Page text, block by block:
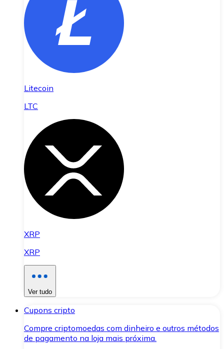
Litecoin
LTC
XRP
XRP
Ver tudo
Cupons cripto
Compre criptomoedas com dinheiro e outros métodos
de pagamento na loja mais próxima.